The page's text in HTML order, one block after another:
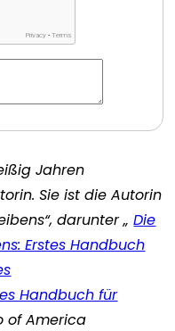
Jahren
Sie ist die Autorin
darunter „Die
Erstes Handbuch
Handbuch für
of America